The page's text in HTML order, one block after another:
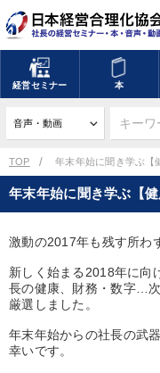
経営セミナー 本
キーワードを入力
デジタル版対応のみ
search
mic 講演収録物を探す
全国経営者セミナー講演収
カテゴリー
TOP 年末年始に聞き学ぶ【
年末年始に聞き学ぶ【
激動の2017年も残す所わ
新しく始まる2018年に向
長の健康、財務・数字…
厳選しました。
年末年始からの社長の武
幸いです。